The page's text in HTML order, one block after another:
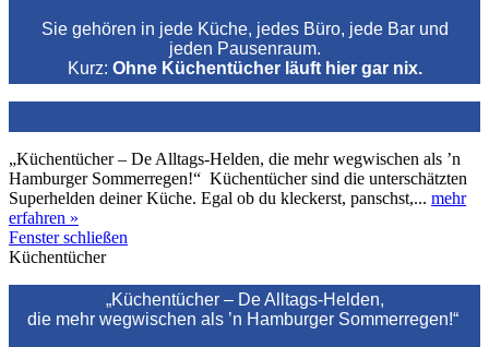
Sie gehören in jede Küche, jedes Büro, jede Bar und
jeden Pausenraum.
Kurz: Ohne Küchentücher läuft hier gar nix.
„Küchentücher – De Alltags‑Helden, die mehr wegwischen als ’n
Hamburger Sommerregen!“ Küchentücher sind die unterschätzten
Superhelden deiner Küche. Egal ob du kleckerst, panschst,... mehr
erfahren »
Fenster schließen
Küchentücher
„Küchentücher – De Alltags‑Helden,
die mehr wegwischen als ’n Hamburger Sommerregen!“